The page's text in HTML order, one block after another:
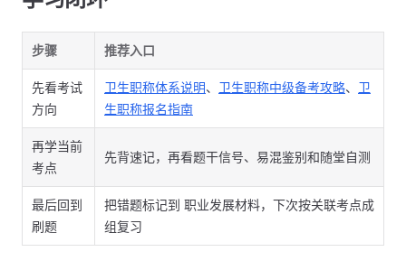
步骤 推荐入口
先看考试
方向
卫生职称体系说明、 卫生职称中级备考攻略、 卫
生职称报名指南
再学当前
考点
先背速记，再看题干信号、易混鉴别和随堂自测
最后回到
刷题
把错题标记到 职业发展材料，下次按关联考点成
组复习